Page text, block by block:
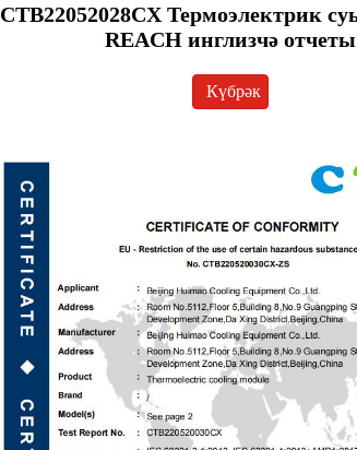
CTB22052028CX Термоэлектрик
REACH инглизчә отчеты
Күбрәк